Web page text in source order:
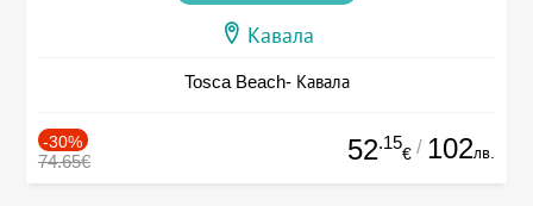
Кавала
Tosca Beach- Кавала
-30%
74.65€ 52.15
€ / 102лв.